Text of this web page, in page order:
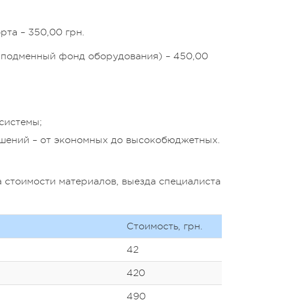
– 350,00 грн.
подменный фонд оборудования) – 450,00
– от экономных до высокобюджетных.
материалов, выезда специалиста
Стоимость, грн.
42
420
490